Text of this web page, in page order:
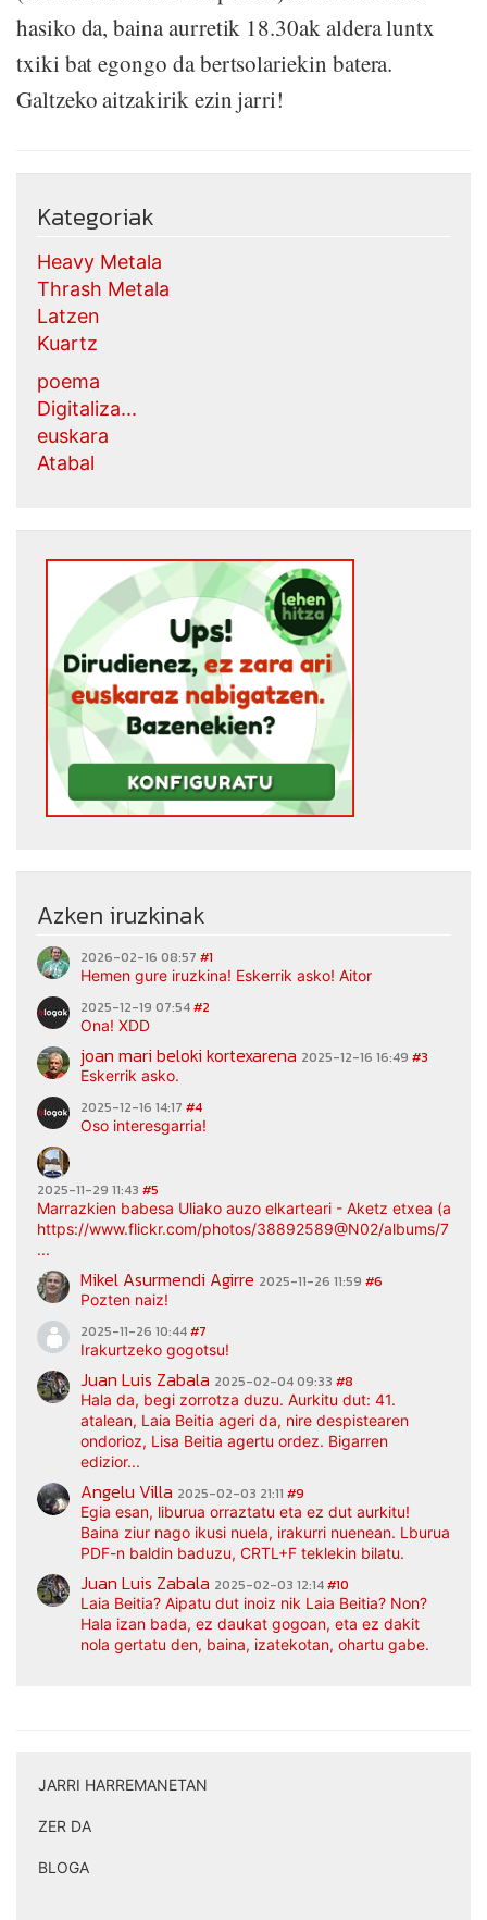
hasiko da, baina aurretik 18.30ak aldera luntx
txiki bat egongo da bertsolariekin batera.
Galtzeko aitzakirik ezin jarri!
Kategoriak
Heavy Metala
Thrash Metala
Latzen
Kuartz
poema
Digitaliza...
euskara
Atabal
Azken iruzkinak
2026-02-16 08:57 #1
Hemen gure iruzkina! Eskerrik asko! Aitor
2025-12-19 07:54#2
Ona! XDD
joan mari beloki kortexarena 2025-12-16 16:49 #3
Eskerrik asko.
2025-12-16 14:17 #4
Oso interesgarria!
2025-11-29 11:43 #5
Marrazkien babesa Uliako auzo elkarteari - Aketz etxea
https://www.flickr.com/photos/38892589@N02/albums/
...
Mikel Asurmendi Agirre 2025-11-26 11:59 #6
Pozten naiz!
2025-11-26 10:44#7
Irakurtzeko gogotsu!
Juan Luis Zabala 2025-02-04 09:33 #8
Hala da, begi zorrotza duzu. Aurkitu dut: 41.
atalean, Laia Beitia ageri da, nire despistearen
ondorioz, Lisa Beitia agertu ordez. Bigarren
edizior...
Angelu Villa 2025-02-03 21:11 #9
Egia esan, liburua orraztatu eta ez dut aurkitu!
Baina ziur nago ikusi nuela, irakurri nuenean. Lburua
PDF-n baldin baduzu, CRTL+F teklekin bilatu.
Juan Luis Zabala 2025-02-03 12:14#10
Laia Beitia? Aipatu dut inoiz nik Laia Beitia? Non?
Hala izan bada, ez daukat gogoan, eta ez dakit
nola gertatu den, baina, izatekotan, ohartu gabe.
JARRI HARREMANETAN
ZER DA
BLOGA